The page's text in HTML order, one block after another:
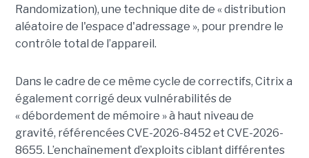
Randomization), une technique dite de « distribution
aléatoire de l'espace d'adressage », pour prendre le
contrôle total de l’appareil.
Dans le cadre de ce même cycle de correctifs, Citrix a
également corrigé deux vulnérabilités de
« débordement de mémoire » à haut niveau de
gravité, référencées CVE-2026-8452 et CVE-2026-
8655. L’enchaînement d’exploits ciblant différentes